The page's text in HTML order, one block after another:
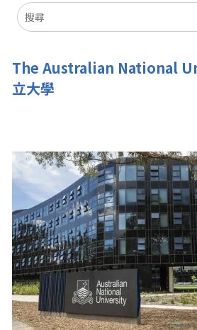
The Australian National
立大學